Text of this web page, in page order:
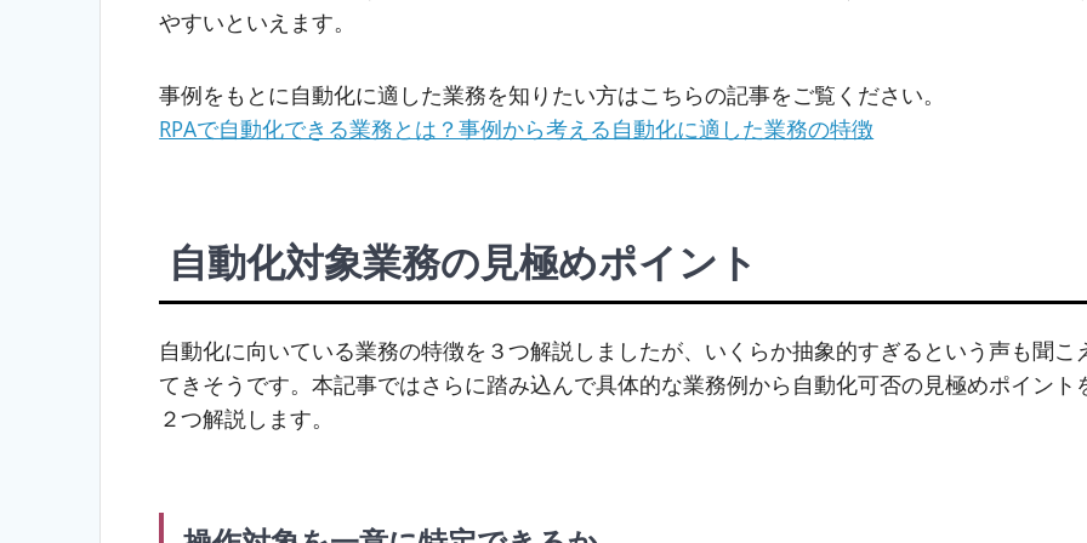
やすいといえます。
事例をもとに自動化に適した業務を知りたい方はこちらの記事をご覧ください。
RPAで自動化できる業務とは？事例から考える自動化に適した業務の特徴
自動化対象業務の見極めポイント
自動化に向いている業務の特徴を３つ解説しましたが、いくらか抽象的すぎるという声も聞こ
てきそうです。本記事ではさらに踏み込んで具体的な業務例から自動化可否の見極めポイント
２つ解説します。